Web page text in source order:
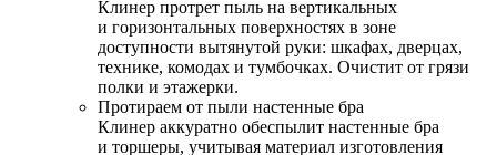
Клинер протрет пыль на вертикальных
и горизонтальных поверхностях в зоне
доступности вытянутой руки: шкафах, дверцах,
технике, комодах и тумбочках. Очистит от грязи
полки и этажерки.
Протираем от пыли настенные бра
Клинер аккуратно обеспылит настенные бра
и торшеры, учитывая материал изготовления